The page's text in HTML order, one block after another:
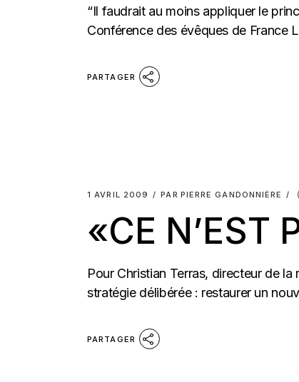
“Il faudrait au moins appliquer le
Conférence des évêques de France
PARTAGER
1 AVRIL 2009 PAR PIERRE GANDONNIÈRE
«CE N’EST
Pour Christian Terras, directeur de
stratégie délibérée : restaurer un
PARTAGER